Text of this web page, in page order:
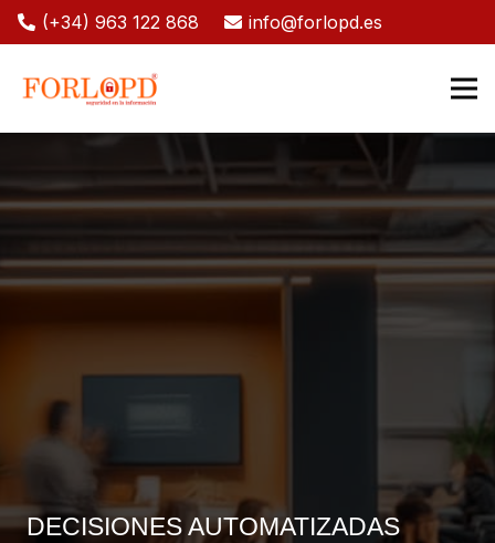
(+34) 963 122 868 info@forlopd.es
DECISIONES AUTOMATIZADAS